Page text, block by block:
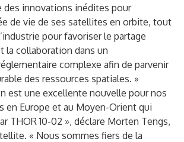
innovations inédites pour
de vie de ses satellites en orbite, tout
pour favoriser le partage
la collaboration dans un
complexe afin de parvenir
des ressources spatiales. »
est une excellente nouvelle pour nos
en Europe et au Moyen-Orient qui
THOR 10-02 », déclare Morten Tengs,
« Nous sommes fiers de la